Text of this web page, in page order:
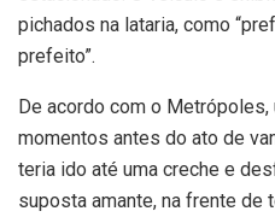
pichados na lataria, como
prefeito”.
De acordo com o
momentos antes do ato de
teria ido até uma creche e
suposta amante, na frente